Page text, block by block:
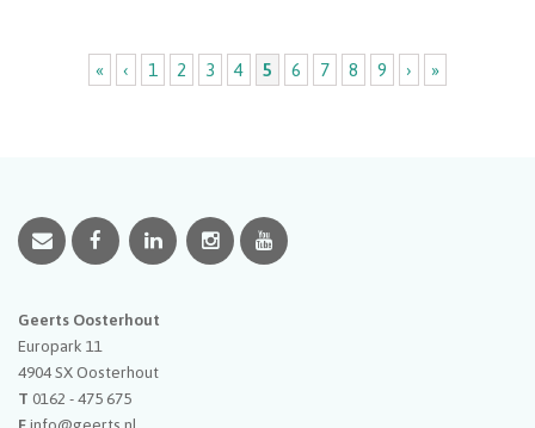
Pagina's
« ‹ 1 2 3 4 5 6 7 8 9 › »
Geerts Oosterhout
Europark 11
4904 SXOosterhout
T 0162 - 475 675